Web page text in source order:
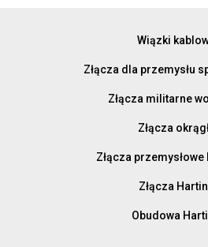
Wiązki
Złącza dla przemysłu
Złącza militarne
Złącza
Złącza
Złącza
Obudowa